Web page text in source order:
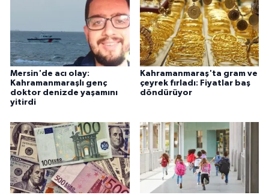
Mersin'de acı olay:
Kahramanmaraşlı genç
doktor denizde yaşamını
yitirdi
Kahramanmaraş'ta gram ve
çeyrek fırladı: Fiyatlar baş
döndürüyor